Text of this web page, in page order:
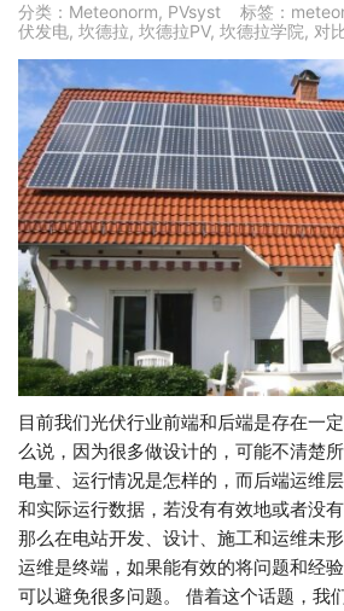
分类： Meteonorm, PVsyst 标签：
伏发电, 坎德拉, 坎德拉PV, 坎德拉学院, 对
目前我们光伏行业前端和后端是存在一
么说，因为很多做设计的，可能不清楚
电量、运行情况是怎样的，而后端运维
和实际运行数据，若没有有效地或者没
那么在电站开发、设计、施工和运维未形
运维是终端，如果能有效的将问题和经
可以避免很多问题。 借着这个话题，我